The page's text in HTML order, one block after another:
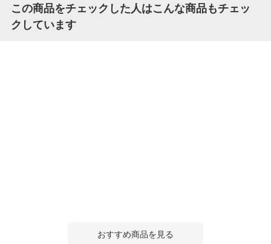
この商品をチェックした人はこんな商品もチェッ
クしています
おすすめ商品を見る